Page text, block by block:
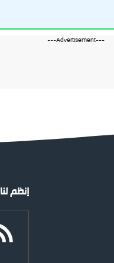
---Advertisement---
إنظم لنا